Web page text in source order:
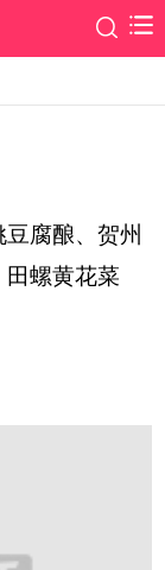
腐酿、贺州
螺黄花菜